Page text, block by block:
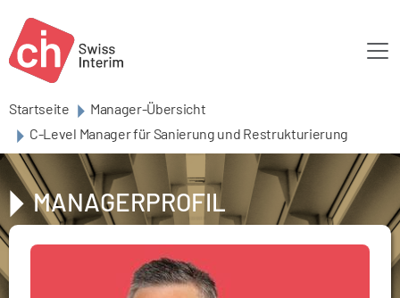
Startseite
Manager-Übersicht
C-Level Manager für Sanierung und Restrukturierung
MANAGERPROFIL